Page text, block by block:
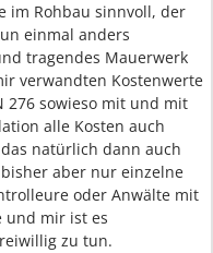
im Rohbau sinnvoll, der
einmal anders
tragendes Mauerwerk
verwandten Kostenwerte
276 sowieso mit und mit
alle Kosten auch
natürlich dann auch
aber nur einzelne
oder Anwälte mit
und mir ist es
zu tun.